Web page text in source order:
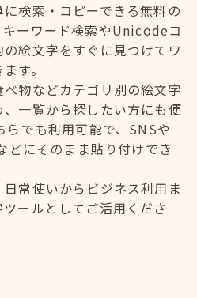
検索・コピーできる無料の
ーワード検索やUnicodeコ
絵文字をすぐに見つけてワ
す。
物などカテゴリ別の絵文字
一覧から探したい方にも便
らでも利用可能で、SNSや
どにそのまま貼り付けでき
常使いからビジネス利用ま
ールとしてご活用くださ